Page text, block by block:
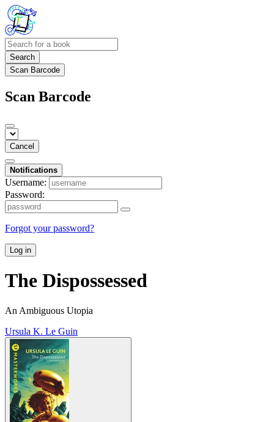
Search
Scan Barcode
Scan Barcode
Cancel
Notifications
Username:
Password:
Forgot your password?
Log in
The Dispossessed
An Ambiguous Utopia
Ursula K. Le Guin